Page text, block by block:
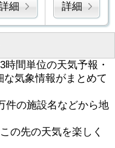
細 詳細
間単位の天気予報・
気象情報がまとめて
件の施設名などから地
の先の天気を楽しく